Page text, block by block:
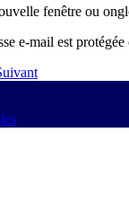
fenêtre ou
e-mail est